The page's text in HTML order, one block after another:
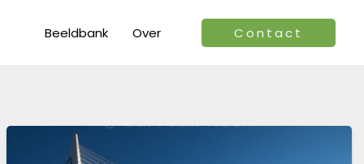
Beeldbank Over Contact